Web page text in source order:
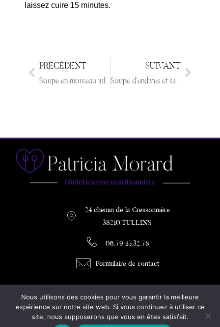
laissez cuire 15 minutes.
PRÉCÉDENT
Soupe en morceau julienne de légumes et jambon
SUIVANT
Soupe d’endives et saumon fumé
24 chemin de la Cressonnière
38210 TULLINS
06.79.45.32.78
Formulaire de contact
DIETETICIENNE / COACH MINCEUR
Diététicienne à Tullins
Nous utilisons des cookies pour vous garantir la meilleure
expérience sur notre site web. Si vous continuez à utiliser ce
site, nous supposerons que vous en êtes satisfait.